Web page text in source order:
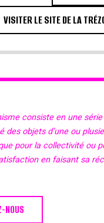
VISITER LE SITE DE LA
consiste en une
des objets d’une ou
pour la collectivité ou
en faisant sa
NOUS